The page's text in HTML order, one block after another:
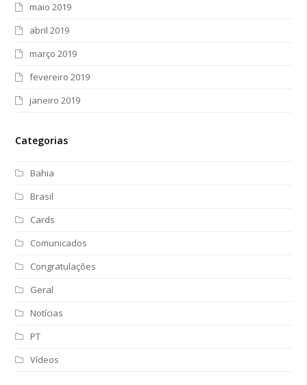
maio 2019
abril 2019
março 2019
fevereiro 2019
janeiro 2019
Categorias
Bahia
Brasil
Cards
Comunicados
Congratulações
Geral
Notícias
PT
Vídeos